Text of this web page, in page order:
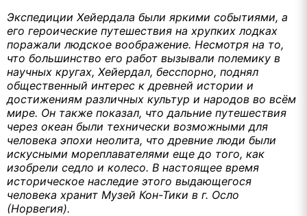
Экспедиции Хейердала были яркими событиями, а
его героические путешествия на хрупких лодках
поражали людское воображение. Несмотря на то,
что большинство его работ вызывали полемику в
научных кругах, Хейердал, бесспорно, поднял
общественный интерес к древней истории и
достижениям различных культур и народов во всём
мире. Он также показал, что дальние путешествия
через океан были технически возможными для
человека эпохи неолита, что древние люди были
искусными мореплавателями еще до того, как
изобрели седло и колесо. В настоящее время
историческое наследие этого выдающегося
человека хранит Музей Кон-Тики в г. Осло
(Норвегия).